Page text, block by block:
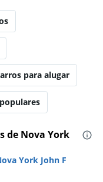
para alugar
de Nova York
York John F